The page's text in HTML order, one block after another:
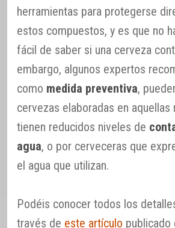
herramientas para protegerse
estos compuestos, y es que no
fácil de saber si una cerveza
embargo, algunos expertos
como medida preventiva,
cervezas elaboradas en aquellas
tienen reducidos niveles de
agua, o por cerveceras que
el agua que utilizan.
Podéis conocer todos los
través de este artículo publicado